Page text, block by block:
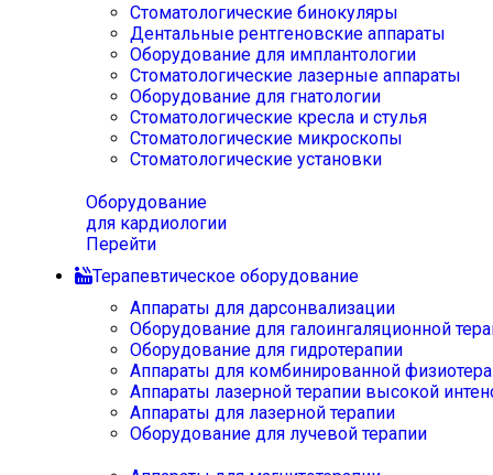
Стоматологические бинокуляры
Дентальные рентгеновские аппараты
Оборудование для имплантологии
Стоматологические лазерные аппараты
Оборудование для гнатологии
Стоматологические кресла и стулья
Стоматологические микроскопы
Стоматологические установки
Оборудование
для кардиологии
Перейти
Терапевтическое оборудование
Аппараты для дарсонвализации
Оборудование для галоингаляционной
Оборудование для гидротерапии
Аппараты для комбинированной
Аппараты лазерной терапии высокой
Аппараты для лазерной терапии
Оборудование для лучевой терапии